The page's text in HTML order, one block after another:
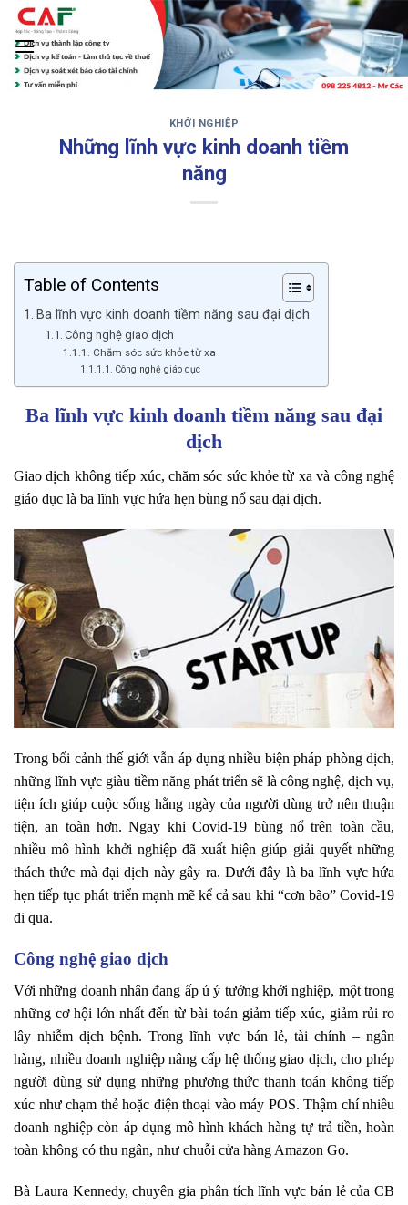
Skip
content
‹ ›
KHỞI NGHIỆP
Những lĩnh vực kinh doanh tiềm
năng
Table of Contents
Ba lĩnh vực kinh doanh tiềm năng sau đại dịch
Công nghệ giao dịch
Chăm sóc sức khỏe từ xa
Công nghệ giáo dục
Ba lĩnh vực kinh doanh tiềm năng sau đại
dịch
Giao dịch không tiếp xúc, chăm sóc sức khỏe từ xa và công nghệ
giáo dục là ba lĩnh vực hứa hẹn bùng nổ sau đại dịch.
Trong bối cảnh thế giới vẫn áp dụng nhiều biện pháp phòng dịch,
những lĩnh vực giàu tiềm năng phát triển sẽ là công nghệ, dịch vụ,
tiện ích giúp cuộc sống hằng ngày của người dùng trở nên thuận
tiện, an toàn hơn. Ngay khi Covid-19 bùng nổ trên toàn cầu,
nhiều mô hình khởi nghiệp đã xuất hiện giúp giải quyết những
thách thức mà đại dịch này gây ra. Dưới đây là ba lĩnh vực hứa
hẹn tiếp tục phát triển mạnh mẽ kể cả sau khi “cơn bão” Covid-19
đi qua.
Công nghệ giao dịch
Với những doanh nhân đang ấp ủ ý tưởng khởi nghiệp, một trong
những cơ hội lớn nhất đến từ bài toán giảm tiếp xúc, giảm rủi ro
lây nhiễm dịch bệnh. Trong lĩnh vực bán lẻ, tài chính – ngân
hàng, nhiều doanh nghiệp nâng cấp hệ thống giao dịch, cho phép
người dùng sử dụng những phương thức thanh toán không tiếp
xúc như chạm thẻ hoặc điện thoại vào máy POS. Thậm chí nhiều
doanh nghiệp còn áp dụng mô hình khách hàng tự trả tiền, hoàn
toàn không có thu ngân, như chuỗi cửa hàng Amazon Go.
Bà Laura Kennedy, chuyên gia phân tích lĩnh vực bán lẻ của CB